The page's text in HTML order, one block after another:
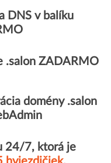
DNS v balíku
.salon ZADARMO
domény .salon
24/7, ktorá je